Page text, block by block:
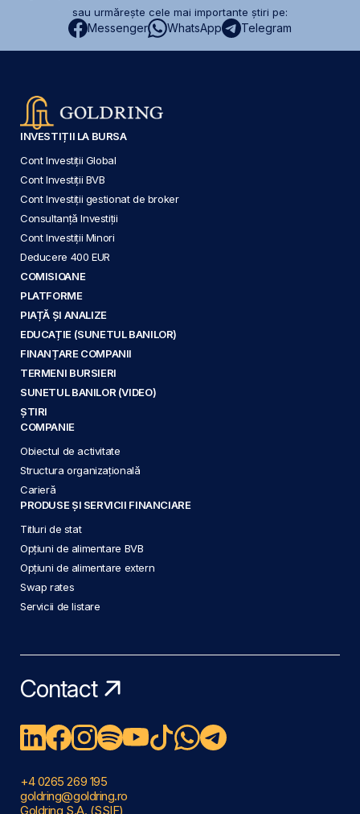
sau urmărește cele mai importante știri pe:
Messenger WhatsApp Telegram
INVESTIȚII LA BURSA
Cont Investiții Global
Cont Investiții BVB
Cont Investiții gestionat de broker
Consultanță Investiții
Cont Investiții Minori
Deducere 400 EUR
COMISIOANE
PLATFORME
PIAȚĂ ȘI ANALIZE
EDUCAȚIE (SUNETUL BANILOR)
FINANȚARE COMPANII
TERMENI BURSIERI
SUNETUL BANILOR (VIDEO)
ȘTIRI
COMPANIE
Obiectul de activitate
Structura organizațională
Carieră
PRODUSE ȘI SERVICII FINANCIARE
Titluri de stat
Opțiuni de alimentare BVB
Opțiuni de alimentare extern
Swap rates
Servicii de listare
Contact
+4 0265 269 195
goldring@goldring.ro
Goldring S.A. (SSIF)